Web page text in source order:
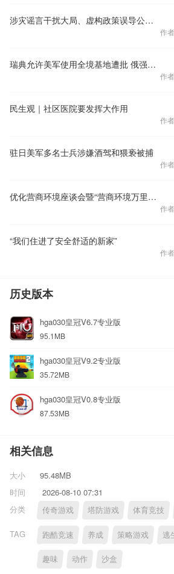
涉灾谣言干扰大局、虚构政策误导公众，多部门重拳整治造谣传谣行为
作
瑞典允许美军使用全境基地遭批 俄强化北部作战力量部署
作
民生观｜社区医院要发挥大作用
作
驻日美军多名士兵涉嫌酒驾和猥亵被捕
作
优化营商环境座谈会暨“营商环境万里行”启动仪式在京举行
作
“我们住进了安全舒适的新家”
作
历史版本
hga030皇冠V6.7专业版
95.1MB
hga030皇冠V9.2专业版
35.72MB
hga030皇冠V0.8专业版
87.53MB
相关信息
大小
95.48MB
时间
2026-08-10 07:31
分类
传奇游戏 塔防游戏 体育竞技
TAG 跑酷竞速 养成 策略游戏 逃
趣味 动作 沙盒